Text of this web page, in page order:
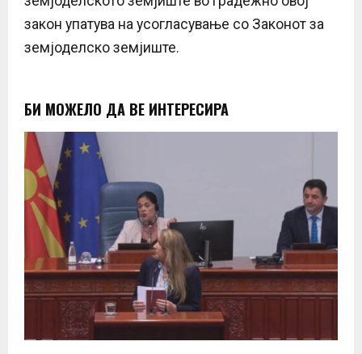
закон упатува на усогласување со Законот за
земјоделско земјиште.
БИ МОЖЕЛО ДА ВЕ ИНТЕРЕСИРА